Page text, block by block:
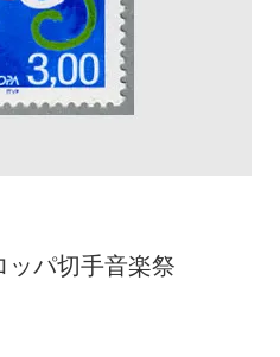
ッパ切手音楽祭